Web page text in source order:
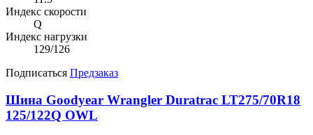
Индекс скорости
Q
Индекс нагрузки
129/126
Подписаться Предзаказ
Шина Goodyear Wrangler Duratrac LT275/70R18
125/122Q OWL